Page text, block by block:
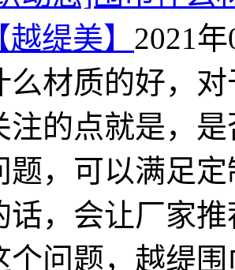
缇美】 2021
么材质的好，
注的点就是，
题，可以满足
话，会让厂家
个问题，越缇